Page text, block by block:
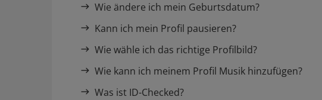
Wie ändere ich mein Geburtsdatum?
Kann ich mein Profil pausieren?
Wie wähle ich das richtige Profilbild?
Wie kann ich meinem Profil Musik hinzufügen?
Was ist ID-Checked?